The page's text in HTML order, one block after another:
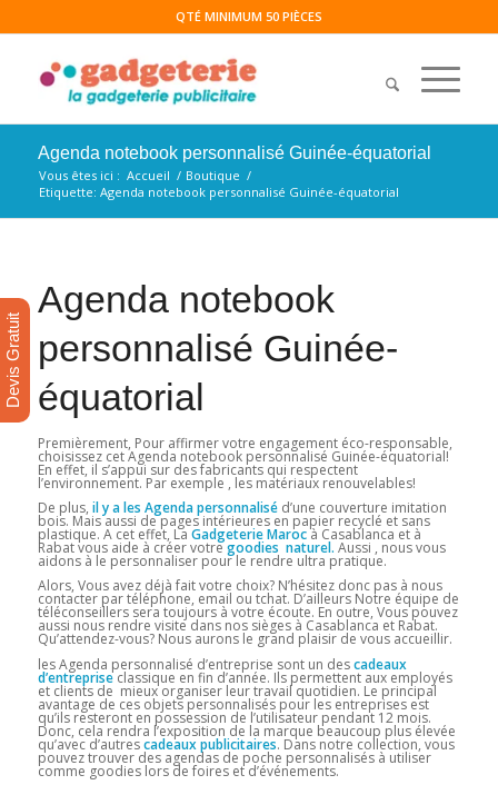
QTÉ MINIMUM 50 PIÈCES
Agenda notebook personnalisé Guinée-équatorial
Vous êtes ici : Accueil / Boutique /
Etiquette: Agenda notebook personnalisé Guinée-équatorial
Agenda notebook
personnalisé Guinée-
équatorial
Premièrement, Pour affirmer votre engagement éco-responsable,
choisissez cet Agenda notebook personnalisé Guinée-équatorial!
En effet, il s’appui sur des fabricants qui respectent
l’environnement. Par exemple , les matériaux renouvelables!
De plus, il y a les Agenda personnaliséd’une couverture imitation
bois. Mais aussi de pages intérieures en papier recyclé et sans
plastique. A cet effet, La Gadgeterie Marocà Casablanca et à
Rabat vous aide à créer votregoodies naturel. Aussi , nous vous
aidons à le personnaliser pour le rendre ultra pratique.
Alors, Vous avez déjà fait votre choix? N’hésitez donc pas à nous
contacter par téléphone, email ou tchat. D’ailleurs Notre équipe de
téléconseillers sera toujours à votre écoute. En outre, Vous pouvez
aussi nous rendre visite dans nos sièges à Casablanca et Rabat.
Qu’attendez-vous? Nous aurons le grand plaisir de vous accueillir.
les Agenda personnalisé d’entreprise sont un descadeaux
d’entrepriseclassique en fin d’année. Ils permettent aux employés
et clients de mieux organiser leur travail quotidien. Le principal
avantage de ces objets personnalisés pour les entreprises est
qu’ils resteront en possession de l’utilisateur pendant 12 mois.
Donc, cela rendra l’exposition de la marque beaucoup plus élevée
qu’avec d’autrescadeaux publicitaires. Dans notre collection, vous
pouvez trouver des agendas de poche personnalisés à utiliser
comme goodies lors de foires et d’événements.
Devis Gratuit